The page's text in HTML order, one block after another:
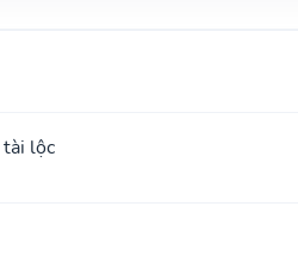
tài lộc